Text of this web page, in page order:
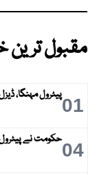
مقبول ترین
01پیٹرول مہنگا،
04حکومت نے